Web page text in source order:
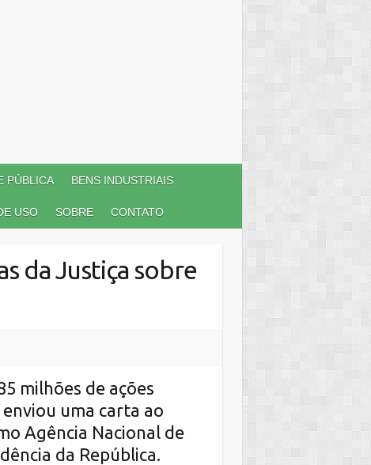
PÚBLICA BENS INDUSTRIAIS
USO SOBRE CONTATO
da Justiça sobre
milhões de ações
uma carta ao
Agência Nacional de
da República.